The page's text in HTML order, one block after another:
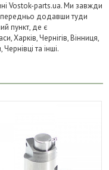
Vostok-parts.ua. Ми завжди
додавши туди
пункт, де є
Харків, Чернігів, Вінниця,
та інші.